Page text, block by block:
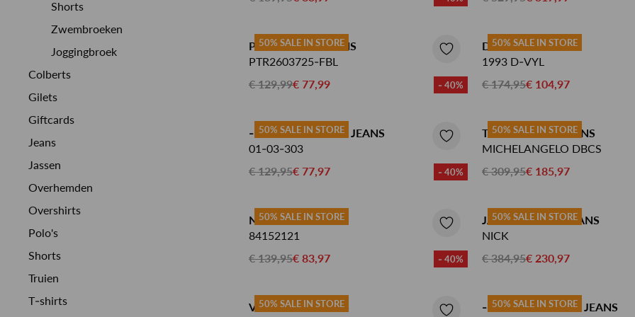
MEER OVER ONS
CUSTOMER CARE
RINSMA Outlet
Herenkappers de Vos
BEKIJK MEER
BEKIJK MEER
Shorts
Zwembroeken
Joggingbroek
Colberts
Gilets
Giftcards
Jeans
Jassen
Overhemden
Overshirts
Polo's
Shorts
Truien
T-shirts
50% SALE IN STORE
PME LEGEND JEANS
PTR2603725-FBL
€ 129,99€ 77,99 - 40%
50% SALE IN STORE
DIESEL JEANS
1993 D-VYL
€ 174,95€ 104,97
50% SALE IN STORE
-1 NORDIC DENIM JEANS
01-03-303
€ 129,95€ 77,97 - 40%
50% SALE IN STORE
TRAMAROSSA JEANS
MICHELANGELO DBCS
€ 309,95€ 185,97
50% SALE IN STORE
NORTH 84 JEANS
84152121
€ 139,95€ 83,97 - 40%
50% SALE IN STORE
JACOB COHEN JEANS
NICK
€ 384,95€ 230,97
50% SALE IN STORE
VANGUARD JEANS
50% SALE IN STORE
-1 NORDIC DENIM JEANS